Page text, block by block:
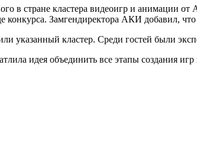
в стране кластера видеоигр и анимации
конкурса. Замгендиректора АКИ добавил,
указанный кластер. Среди гостей были
идея объединить все этапы создания